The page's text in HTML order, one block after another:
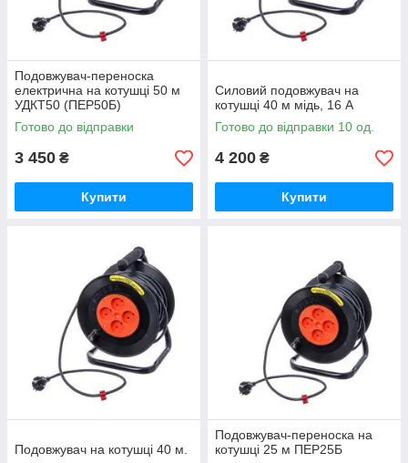
Подовжувач-переноска
електрична на котушці 50 м
УДКТ50 (ПЕР50Б)
Готово до відправки
3 450 ₴
Купити
Силовий подовжувач на
котушці 40 м мідь, 16 А
Готово до відправки 10 од.
4 200 ₴
Купити
Подовжувач на котушці 40 м.
Подовжувач-переноска на
котушці 25 м ПЕР25Б